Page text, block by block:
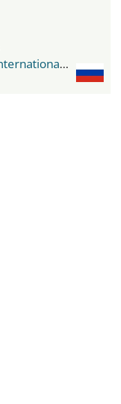
Crocus Expo - IEC Crocus Expo International Exhibition Centre